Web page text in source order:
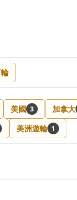
美國 3 加拿大
美洲遊輪 1